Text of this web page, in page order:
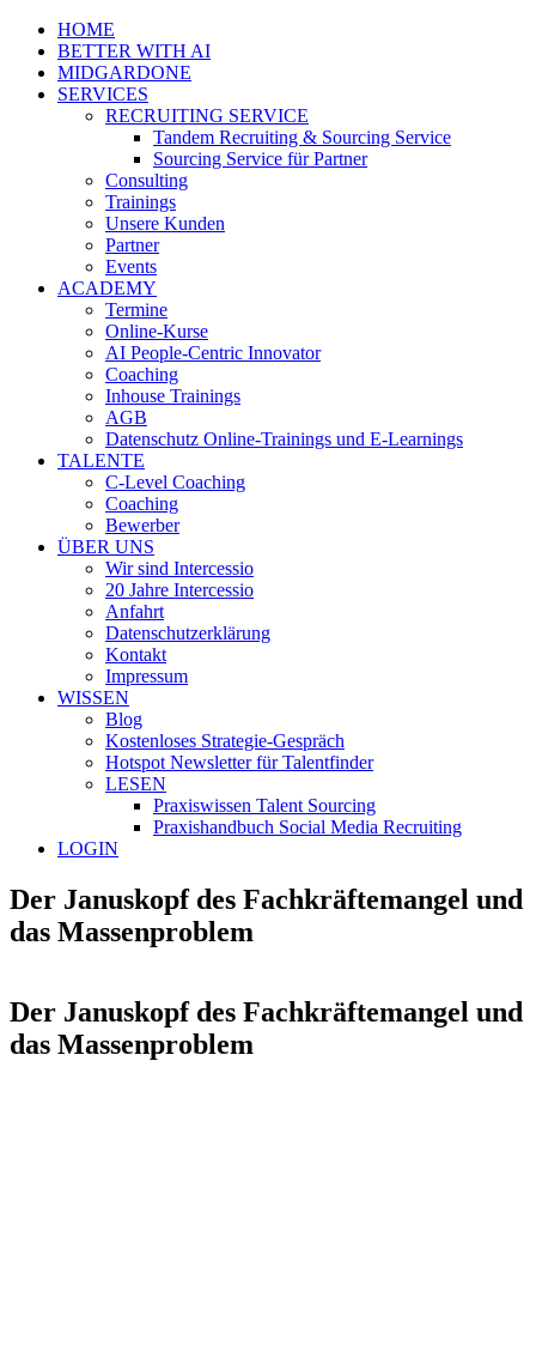
HOME
BETTER WITH AI
MIDGARDONE
SERVICES
RECRUITING SERVICE
Tandem Recruiting & Sourcing Service
Sourcing Service für Partner
Consulting
Trainings
Unsere Kunden
Partner
Events
ACADEMY
Termine
Online-Kurse
AI People-Centric Innovator
Coaching
Inhouse Trainings
AGB
Datenschutz Online-Trainings und E-Learnings
TALENTE
C-Level Coaching
Coaching
Bewerber
ÜBER UNS
Wir sind Intercessio
20 Jahre Intercessio
Anfahrt
Datenschutzerklärung
Kontakt
Impressum
WISSEN
Blog
Kostenloses Strategie-Gespräch
Hotspot Newsletter für Talentfinder
LESEN
Praxiswissen Talent Sourcing
Praxishandbuch Social Media Recruiting
LOGIN
Der Januskopf des Fachkräftemangel und
das Massenproblem
Der Januskopf des Fachkräftemangel und
das Massenproblem